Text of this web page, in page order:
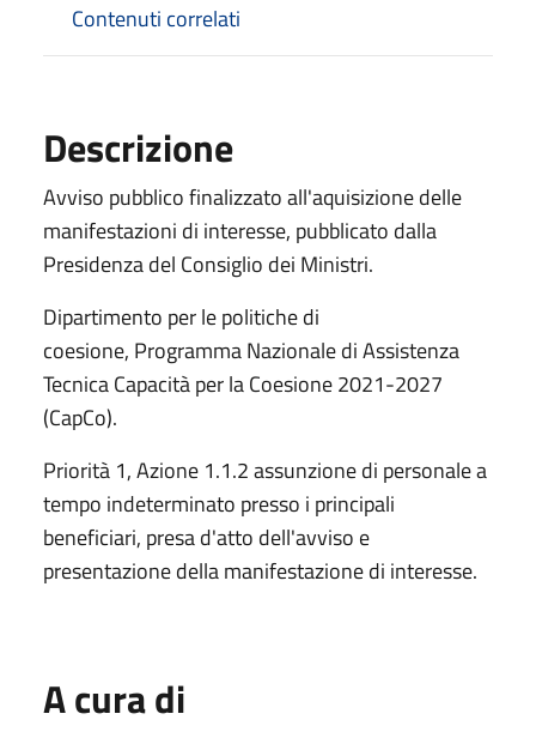
Contenuti correlati
Descrizione
Avviso pubblico finalizzato all'aquisizione delle
manifestazioni di interesse, pubblicato dalla
Presidenza del Consiglio dei Ministri.
Dipartimento per le politiche di
coesione, Programma Nazionale di Assistenza
Tecnica Capacità per la Coesione 2021-2027
(CapCo).
Priorità 1, Azione 1.1.2 assunzione di personale a
tempo indeterminato presso i principali
beneficiari, presa d'atto dell'avviso e
presentazione della manifestazione di interesse.
A cura di